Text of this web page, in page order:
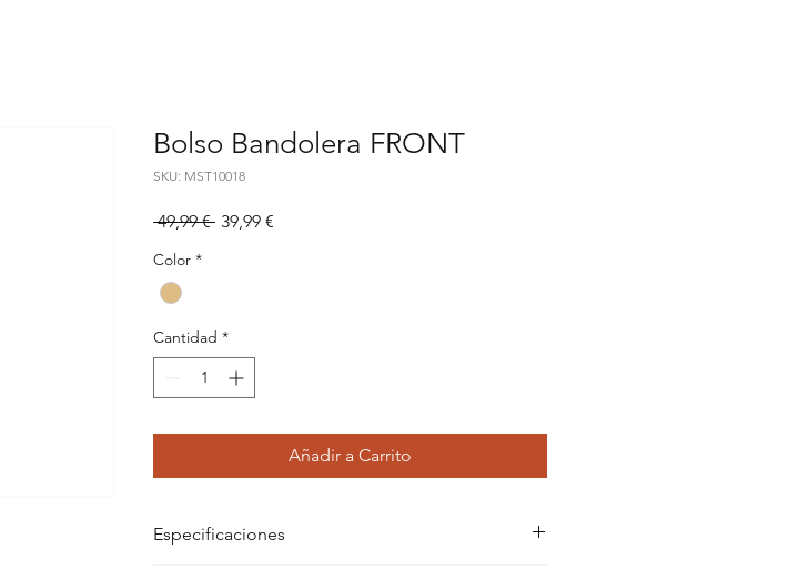
Bolso Bandolera FRONT
SKU: MST10018
49,99 € Precio
39,99 €
Color *
Cantidad *
Añadir a Carrito
Especificaciones